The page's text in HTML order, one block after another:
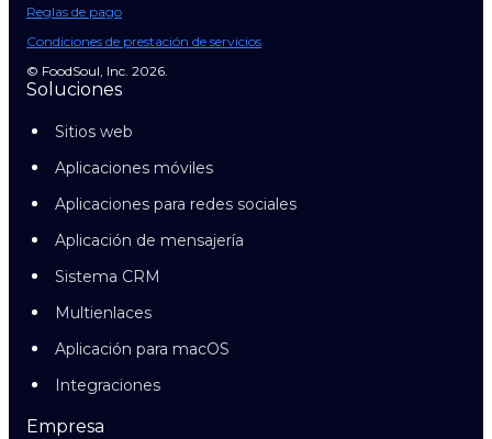
Reglas de pago
Condiciones de prestación de servicios
© FoodSoul, Inc. 2026.
Soluciones
Sitios web
Aplicaciones móviles
Aplicaciones para redes sociales
Aplicación de mensajería
Sistema CRM
Multienlaces
Aplicación para macOS
Integraciones
Empresa